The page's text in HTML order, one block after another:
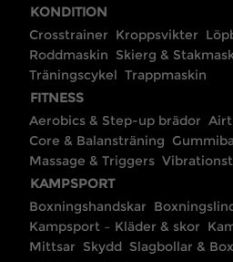
KONDITION
Crosstrainer Kroppsvikter
Roddmaskin Skierg &
Träningscykel Trappmaskin
FITNESS
Aerobics & Step-up brädor
Core & Balansträning
Massage & Triggers
KAMPSPORT
Boxningshandskar
Kampsport – Kläder & skor
Mittsar Skydd Slagbollar &